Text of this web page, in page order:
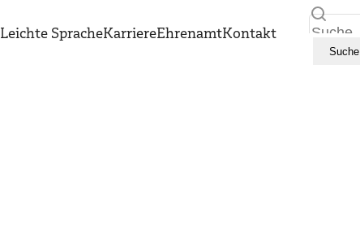
Leichte SpracheKarriereEhrenamtKontakt Suche
Suche